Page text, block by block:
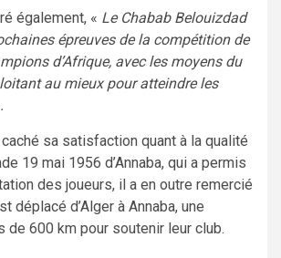
également, « Le Chabab Belouizdad
épreuves de la compétition de
d’Afrique, avec les moyens du
au mieux pour atteindre les
caché sa satisfaction quant à la qualité
19 mai 1956 d’Annaba, qui a permis
des joueurs, il a en outre remercié
déplacé d’Alger à Annaba, une
de 600 km pour soutenir leur club.